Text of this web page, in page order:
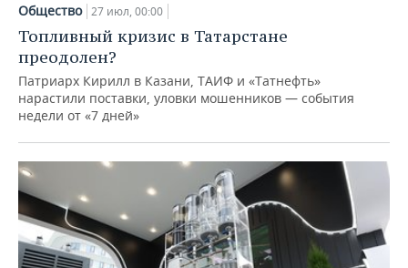
Общество 27 июл, 00:00
Топливный кризис в Татарстане
преодолен?
Патриарх Кирилл в Казани, ТАИФ и «Татнефть»
нарастили поставки, уловки мошенников — события
недели от «7 дней»